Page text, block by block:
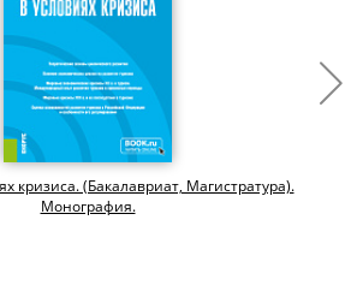
кризиса. (Бакалавриат, Магистратура).
Монография.